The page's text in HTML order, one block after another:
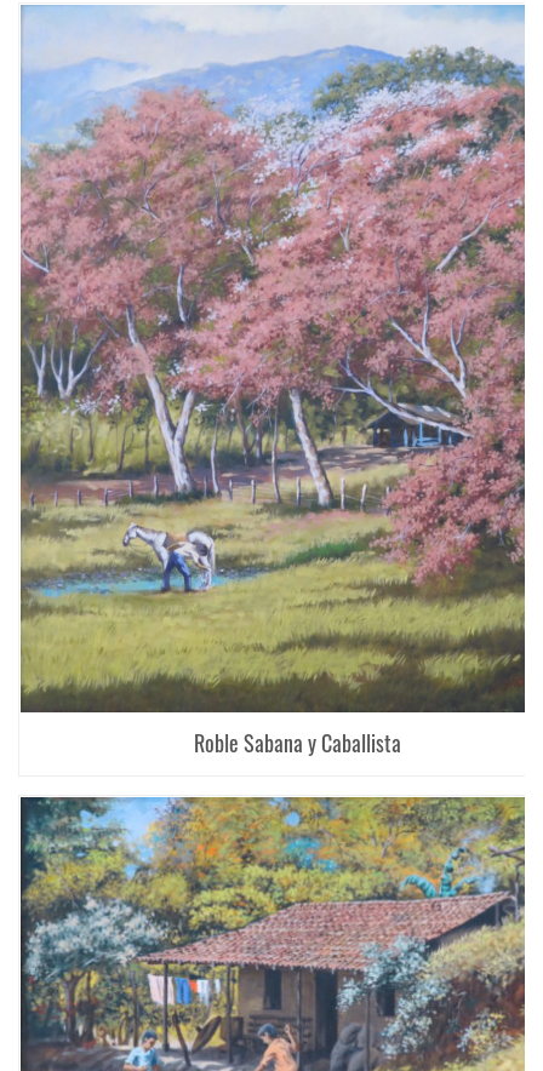
Roble Sabana y Caballista